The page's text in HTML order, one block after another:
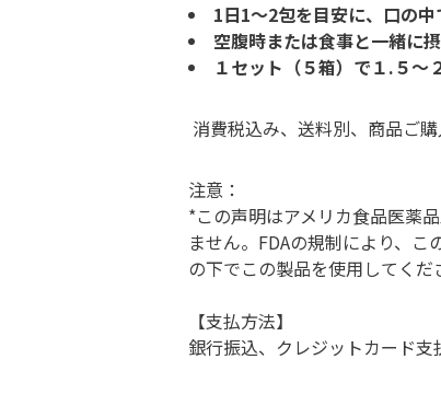
1日1～2包を目安に、口の中
空腹時または食事と一緒に
１セット（５箱）で１.５〜
消費税込み、送料別、商品ご
注意：
*この声明はアメリカ食品医薬
ません。FDAの規制により、
の下でこの製品を使用してくだ
【支払方法】
銀行振込、クレジットカード支